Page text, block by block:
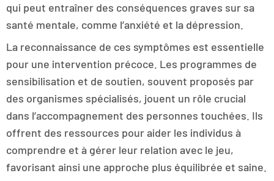
qui peut entraîner des conséquences graves sur sa
santé mentale, comme l’anxiété et la dépression.
La reconnaissance de ces symptômes est essentielle
pour une intervention précoce. Les programmes de
sensibilisation et de soutien, souvent proposés par
des organismes spécialisés, jouent un rôle crucial
dans l’accompagnement des personnes touchées. Ils
offrent des ressources pour aider les individus à
comprendre et à gérer leur relation avec le jeu,
favorisant ainsi une approche plus équilibrée et saine.